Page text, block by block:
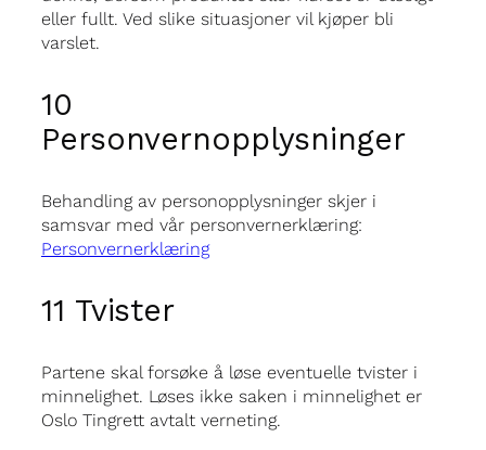
eller fullt. Ved slike situasjoner vil kjøper bli
varslet.
10
Personvernopplysninger
Behandling av personopplysninger skjer i
samsvar med vår personvernerklæring:
Personvernerklæring
11 Tvister
Partene skal forsøke å løse eventuelle tvister i
minnelighet. Løses ikke saken i minnelighet er
Oslo Tingrett avtalt verneting.